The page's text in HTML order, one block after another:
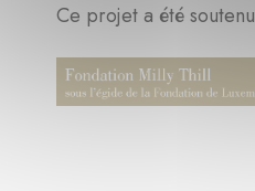
Ce projet a été